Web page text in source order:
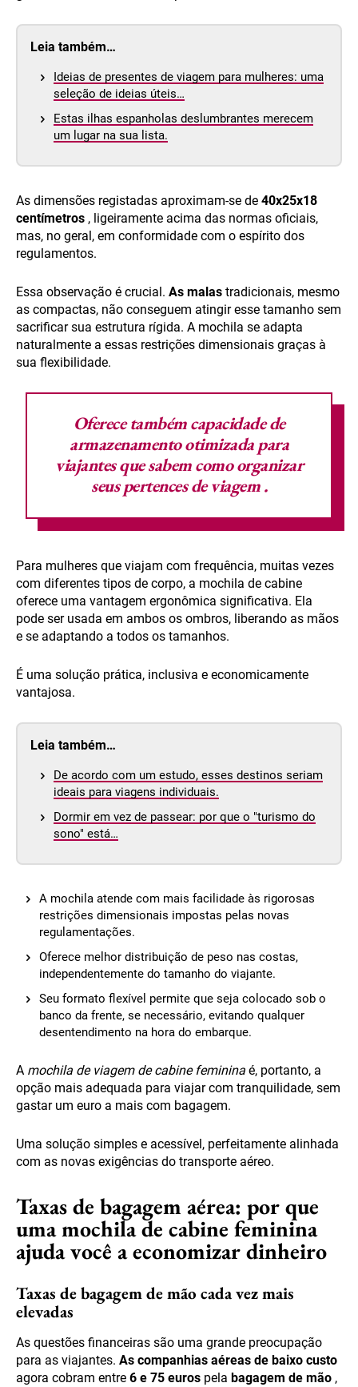
Leia também…
Ideias de presentes de viagem para mulheres: uma
seleção de ideias úteis…
Estas ilhas espanholas deslumbrantes merecem
um lugar na sua lista.
As dimensões registadas aproximam-se de 40x25x18
centímetros , ligeiramente acima das normas oficiais,
mas, no geral, em conformidade com o espírito dos
regulamentos.
Essa observação é crucial. As malas tradicionais, mesmo
as compactas, não conseguem atingir esse tamanho sem
sacrificar sua estrutura rígida. A mochila se adapta
naturalmente a essas restrições dimensionais graças à
sua flexibilidade.
Oferece também capacidade de
armazenamento otimizada para
viajantes que sabem como organizar
seuspertences de viagem.
Para mulheres que viajam com frequência, muitas vezes
com diferentes tipos de corpo, a mochila de cabine
oferece uma vantagem ergonômica significativa. Ela
pode ser usada em ambos os ombros, liberando as mãos
e se adaptando a todos os tamanhos.
É uma solução prática, inclusiva e economicamente
vantajosa.
Leia também…
De acordo com um estudo, esses destinos seriam
ideais para viagens individuais.
Dormir em vez de passear: por que o "turismo do
sono" está…
A mochila atende com mais facilidade às rigorosas
restrições dimensionais impostas pelas novas
regulamentações.
Oferece melhor distribuição de peso nas costas,
independentemente do tamanho do viajante.
Seu formato flexível permite que seja colocado sob o
banco da frente, se necessário, evitando qualquer
desentendimento na hora do embarque.
A mochila de viagem de cabine feminina é, portanto, a
opção mais adequada para viajar com tranquilidade, sem
gastar um euro a mais com bagagem.
Uma solução simples e acessível, perfeitamente alinhada
com as novas exigências do transporte aéreo.
Taxas de bagagem aérea: por que
uma mochila de cabine feminina
ajuda você a economizar dinheiro
Taxas de bagagem de mão cada vez mais
elevadas
As questões financeiras são uma grande preocupação
para as viajantes. As companhias aéreas de baixo custo
agora cobram entre 6 e 75 euros pela bagagem de mão ,